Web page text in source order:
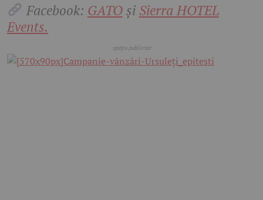
Facebook: GATOși Sierra HOTEL
Events.